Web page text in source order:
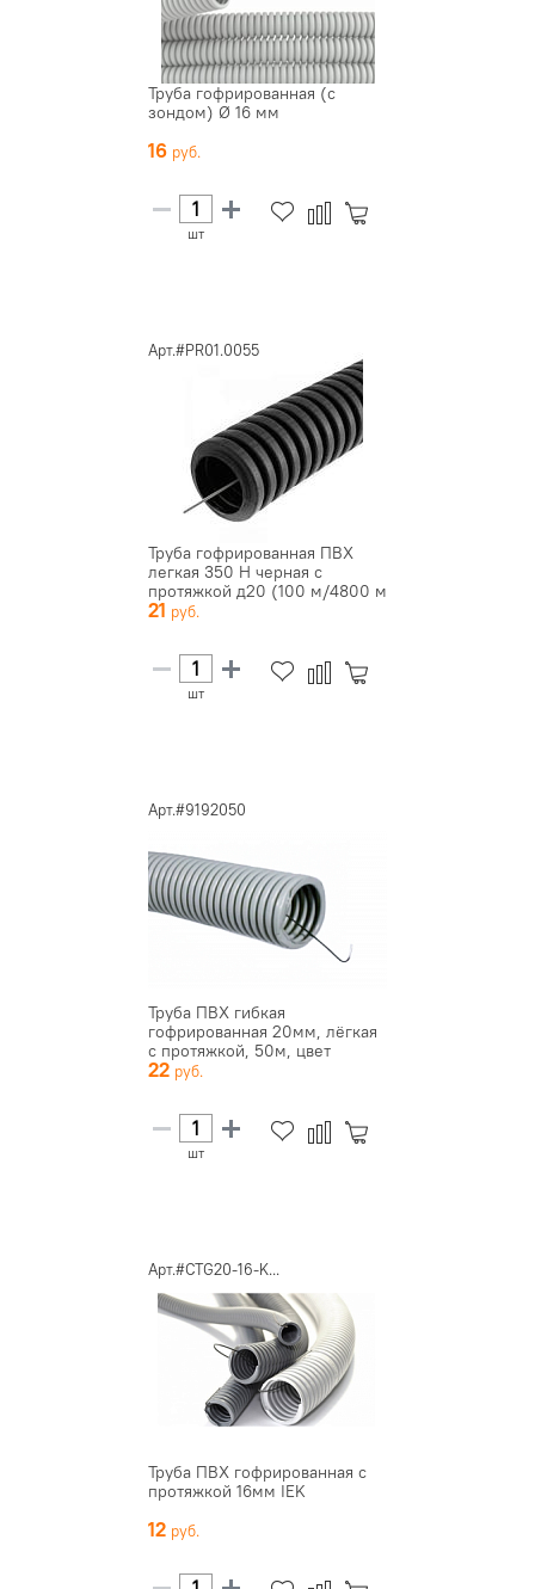
Труба гофрированная (с
зондом) Ø 16 мм
16
шт
Арт.#PR01.0055
Труба гофрированная ПВХ
легкая 350 Н черная с
протяжкой д20 (100 м/4800 м
у...
21
шт
Арт.#9192050
Труба ПВХ гибкая
гофрированная 20мм, лёгкая
с протяжкой, 50м, цвет
серый, D...
22
шт
Арт.#CTG20-16-K...
Труба ПВХ гофрированная с
протяжкой 16мм IEK
12